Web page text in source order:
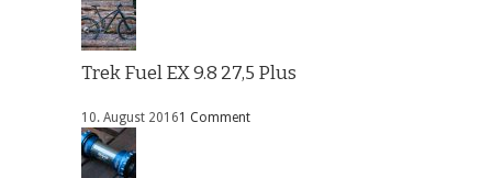
Trek Fuel EX 9.8 27,5 Plus
10. August 20161 Comment